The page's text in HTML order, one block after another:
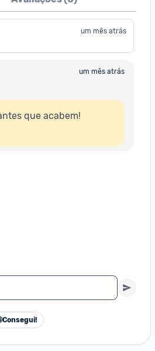
um mês atrás
um mês atrás
que acabem!
Consegui!